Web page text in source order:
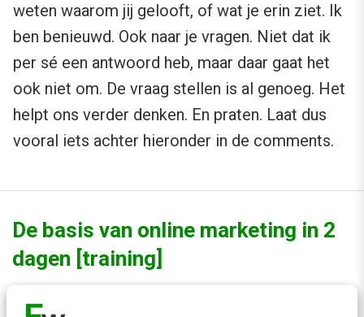
weten waarom jij gelooft, of wat je erin ziet. Ik
ben benieuwd. Ook naar je vragen. Niet dat ik
per sé een antwoord heb, maar daar gaat het
ook niet om. De vraag stellen is al genoeg. Het
helpt ons verder denken. En praten. Laat dus
vooral iets achter hieronder in de comments.
De basis van online marketing in 2
dagen [training]